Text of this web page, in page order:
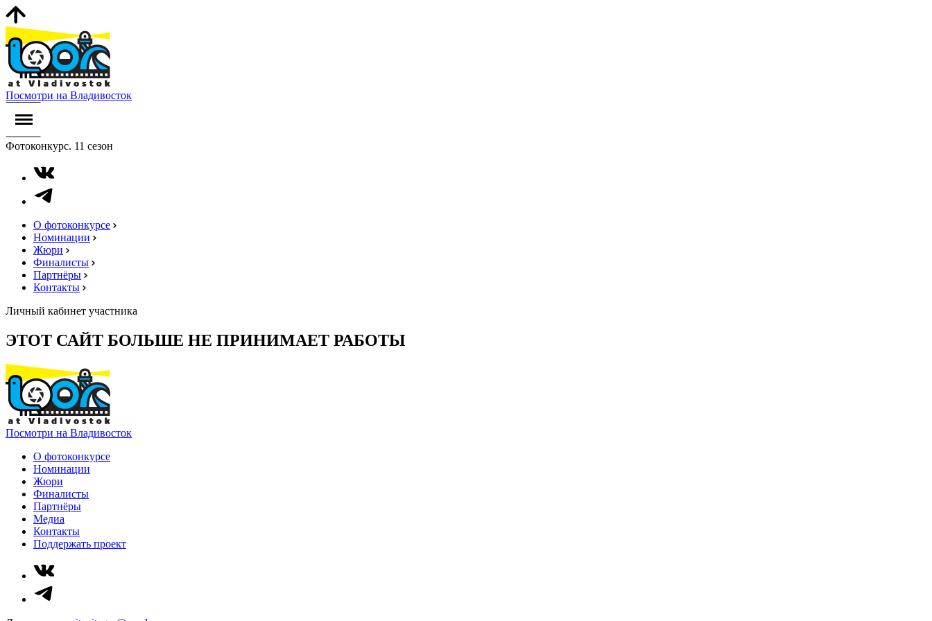
Посмотри на Владивосток
Фотоконкурс. 11 сезон
О фотоконкурсе
Номинации
Жюри
Финалисты
Партнёры
Контакты
Личный кабинет участника
ЭТОТ САЙТ БОЛЬШЕ НЕ ПРИНИМАЕТ РАБОТЫ
Посмотри на Владивосток
О фотоконкурсе
Номинации
Жюри
Финалисты
Партнёры
Медиа
Контакты
Поддержать проект